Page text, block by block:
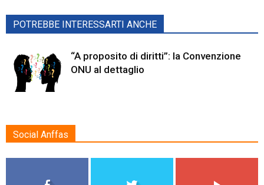
POTREBBE INTERESSARTI ANCHE
“A proposito di diritti”: la Convenzione
ONU al dettaglio
Social Anffas